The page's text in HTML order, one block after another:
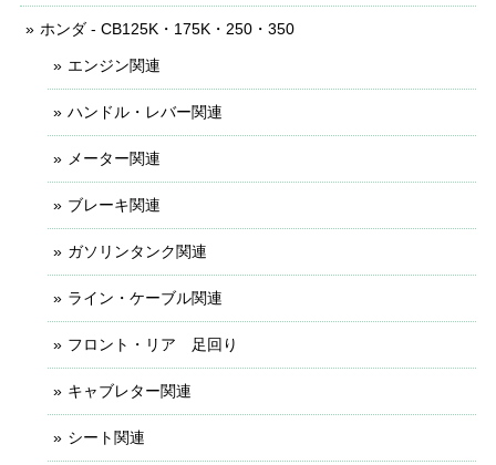
ホンダ - CB125K・175K・250・350
エンジン関連
ハンドル・レバー関連
メーター関連
ブレーキ関連
ガソリンタンク関連
ライン・ケーブル関連
フロント・リア 足回り
キャブレター関連
シート関連